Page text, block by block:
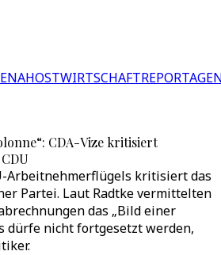
NAHOSTWIRTSCHAFT
CDA-Vize kritisiert
Arbeitnehmerflügels kritisiert das
Partei. Laut Radtke vermittelten
das „Bild einer
dürfe nicht fortgesetzt werden,